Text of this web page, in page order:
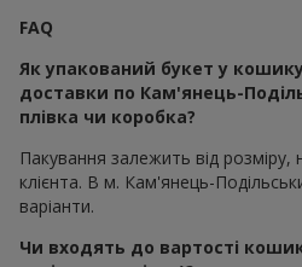
FAQ
Як упакований букет у
доставки по Кам'янець-
плівка чи коробка?
Пакування залежить від
клієнта. В м. Кам'янець-
варіанти.
Чи входять до вартості